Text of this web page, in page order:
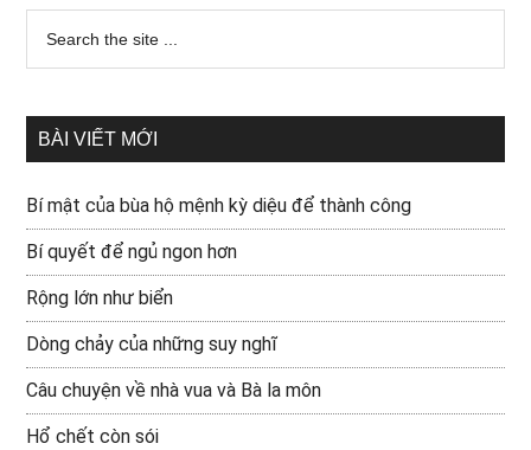
BÀI VIẾT MỚI
Bí mật của bùa hộ mệnh kỳ diệu để thành công
Bí quyết để ngủ ngon hơn
Rộng lớn như biển
Dòng chảy của những suy nghĩ
Câu chuyện về nhà vua và Bà la môn
Hổ chết còn sói